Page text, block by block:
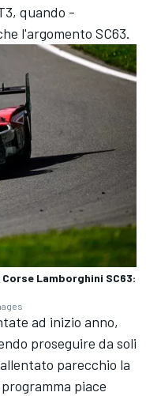
quando -
l'argomento SC63.
Lamborghini SC63:
ad inizio anno,
proseguire da soli
parecchio la
piace